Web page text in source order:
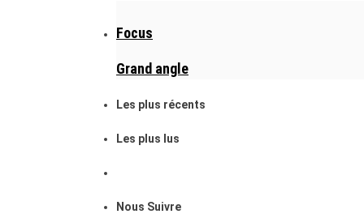
Focus
Grand angle
Les plus récents
Les plus lus
Nous Suivre